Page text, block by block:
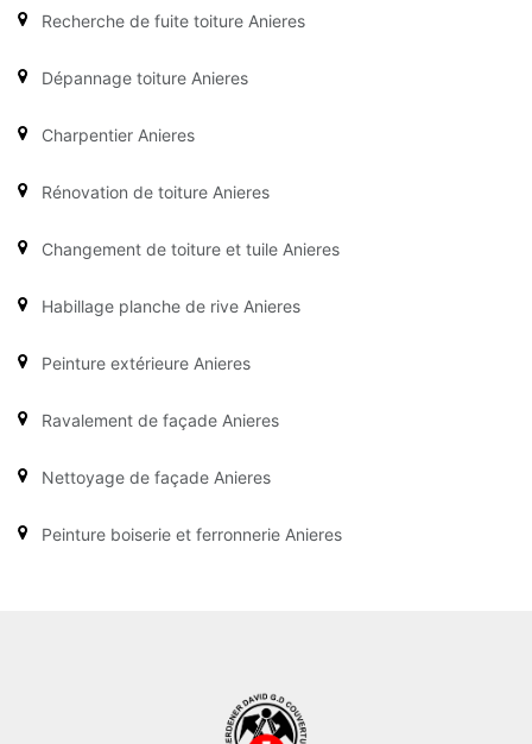
Recherche de fuite toiture Anieres
Dépannage toiture Anieres
Charpentier Anieres
Rénovation de toiture Anieres
Changement de toiture et tuile Anieres
Habillage planche de rive Anieres
Peinture extérieure Anieres
Ravalement de façade Anieres
Nettoyage de façade Anieres
Peinture boiserie et ferronnerie Anieres